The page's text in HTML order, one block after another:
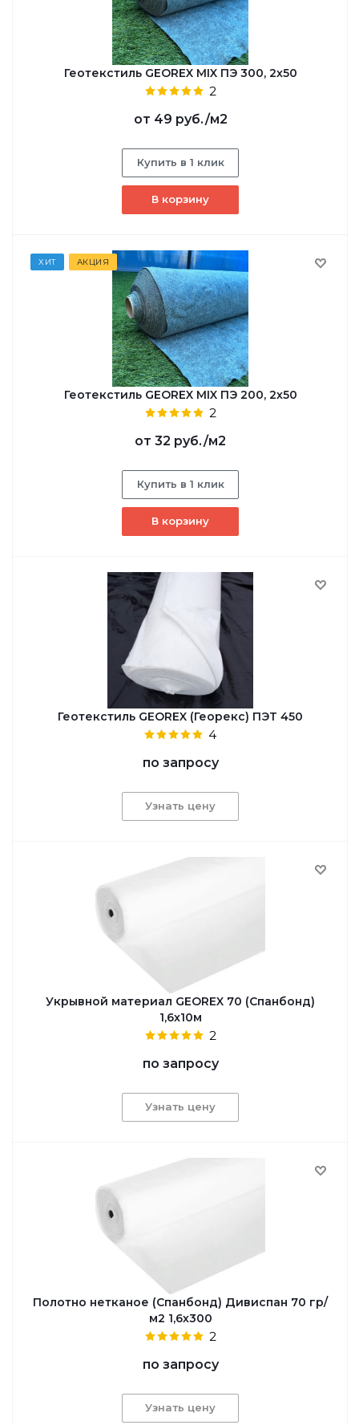
Геотекстиль GEOREX MIX ПЭ 300, 2х50
2
от 49 руб./м2
Купить в 1 клик
В корзину
ХИТ АКЦИЯ
Геотекстиль GEOREX MIX ПЭ 200, 2х50
2
от 32 руб./м2
Купить в 1 клик
В корзину
Геотекстиль GEОREX (Георекс) ПЭТ 450
4
по запросу
Узнать цену
Укрывной материал GEOREX 70 (Спанбонд)
1,6x10м
2
по запросу
Узнать цену
Полотно нетканое (Спанбонд) Дивиспан 70 гр/
м2 1,6х300
2
по запросу
Узнать цену